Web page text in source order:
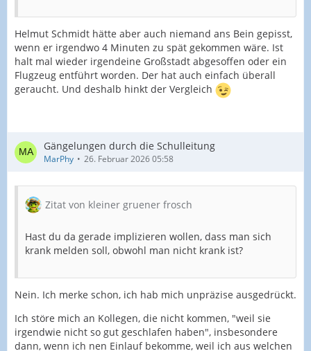
Helmut Schmidt hätte aber auch niemand ans Bein gepisst,
wenn er irgendwo 4 Minuten zu spät gekommen wäre. Ist
halt mal wieder irgendeine Großstadt abgesoffen oder ein
Flugzeug entführt worden. Der hat auch einfach überall
geraucht. Und deshalb hinkt der Vergleich
Gängelungen durch die Schulleitung
MarPhy 26. Februar 2026 05:58
Zitat von kleiner gruener frosch
Hast du da gerade implizieren wollen, dass man sich
krank melden soll, obwohl man nicht krank ist?
Nein. Ich merke schon, ich hab mich unpräzise ausgedrückt.
Ich störe mich an Kollegen, die nicht kommen, "weil sie
irgendwie nicht so gut geschlafen haben", insbesondere
dann, wenn ich nen Einlauf bekomme, weil ich aus welchen